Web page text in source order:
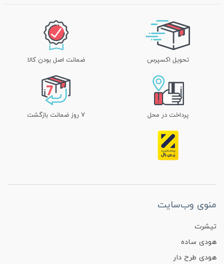
تحویل اکسپرس ضمانت اصل بودن کالا
پرداخت در محل ۷ روز ضمانت بازگشت
منوی وب‌سایت
تیشرت
هودی ساده
هودی طرح دار